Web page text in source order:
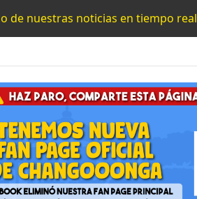
de nuestras noticias en tiempo real